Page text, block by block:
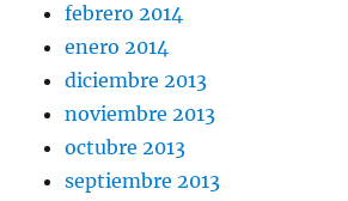
febrero 2014
enero 2014
diciembre 2013
noviembre 2013
octubre 2013
septiembre 2013